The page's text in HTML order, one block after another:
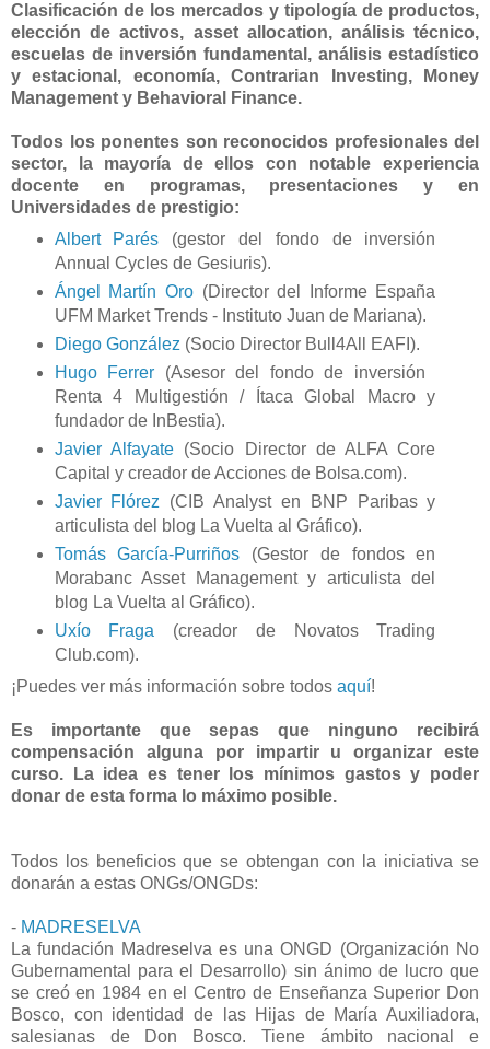
Clasificación de los mercados y tipología de productos,
elección de activos, asset allocation, análisis técnico,
escuelas de inversión fundamental, análisis estadístico
y estacional, economía, Contrarian Investing, Money
Management y Behavioral Finance.
Todos los ponentes son reconocidos profesionales del
sector, la mayoría de ellos con notable experiencia
docente en programas, presentaciones y en
Universidades de prestigio:
Albert Parés (gestor del fondo de inversión
Annual Cycles de Gesiuris).
Ángel Martín Oro (Director del Informe España
UFM Market Trends - Instituto Juan de Mariana).
Diego González (Socio Director Bull4All EAFI).
Hugo Ferrer (Asesor del fondo de inversión ​
Renta 4 Multigestión / Ítaca Global Macro y
fundador de InBestia).
Javier Alfayate(Socio Director de ALFA Core
Capital y creador de Acciones de Bolsa.com).
Javier Flórez (CIB Analyst en BNP Paribas y
articulista del blog La Vuelta al Gráfico).
Tomás García-Purriños (Gestor de fondos en
Morabanc Asset Management y articulista del
blog La Vuelta al Gráfico).
Uxío Fraga (creador de Novatos Trading
Club.com).
¡Puedes ver más información sobre todos aquí!
Es importante que sepas que ninguno recibirá
compensación alguna por impartir u organizar este
curso. La idea es tener los mínimos gastos y poder
donar de esta forma lo máximo posible.
Todos los beneficios que se obtengan con la iniciativa se
donarán a estas ONGs/ONGDs:
- MADRESELVA
La fundación Madreselva es una ONGD (Organización No
Gubernamental para el Desarrollo) sin ánimo de lucro que
se creó en 1984 en el Centro de Enseñanza Superior Don
Bosco, con identidad de las Hijas de María Auxiliadora,
salesianas de Don Bosco. Tiene ámbito nacional e